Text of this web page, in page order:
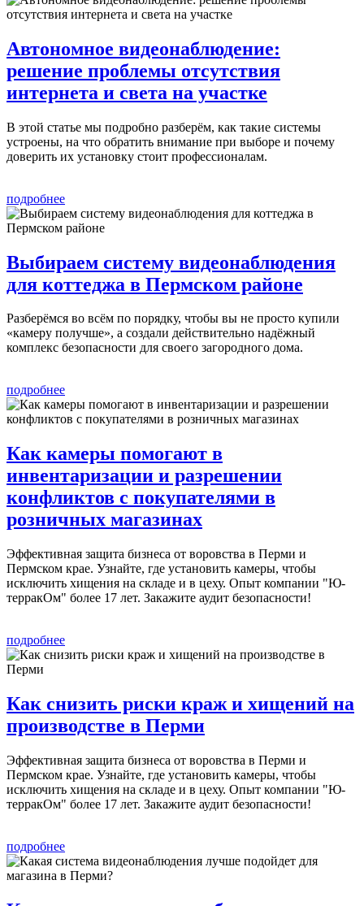
Автономное видеонаблюдение:
решение проблемы отсутствия
интернета и света на участке
В этой статье мы подробно разберём, как такие системы
устроены, на что обратить внимание при выборе и почему
доверить их установку стоит профессионалам.
подробнее
Выбираем систему видеонаблюдения
для коттеджа в Пермском районе
Разберёмся во всём по порядку, чтобы вы не просто купили
«камеру получше», а создали действительно надёжный
комплекс безопасности для своего загородного дома.
подробнее
Как камеры помогают в
инвентаризации и разрешении
конфликтов с покупателями в
розничных магазинах
Эффективная защита бизнеса от воровства в Перми и
Пермском крае. Узнайте, где установить камеры, чтобы
исключить хищения на складе и в цеху. Опыт компании "Ю-
терракОм" более 17 лет. Закажите аудит безопасности!
подробнее
Как снизить риски краж и хищений на
производстве в Перми
Эффективная защита бизнеса от воровства в Перми и
Пермском крае. Узнайте, где установить камеры, чтобы
исключить хищения на складе и в цеху. Опыт компании "Ю-
терракОм" более 17 лет. Закажите аудит безопасности!
подробнее